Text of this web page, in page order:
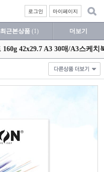
마이페이지
로그인
최근본상품 (1) 더보기
42x29.7 A3 30매/A3스케치